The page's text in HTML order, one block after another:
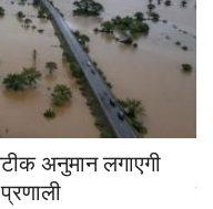
अनुमान लगाएगी